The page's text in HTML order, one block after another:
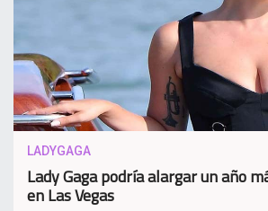
LADYGAGA
Lady Gaga podría alargar un año
en Las Vegas